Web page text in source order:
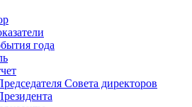
года
Совета директоров